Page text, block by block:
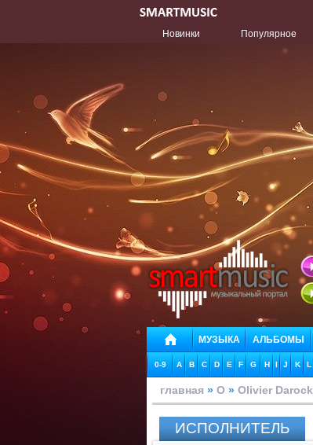
Новинки
Популярное
МУЗЫКА АЛЬБОМЫ
0-9 A B C D E F G H I J K L
главная » O » Olivier Darock
ИСПОЛНИТЕЛЬ